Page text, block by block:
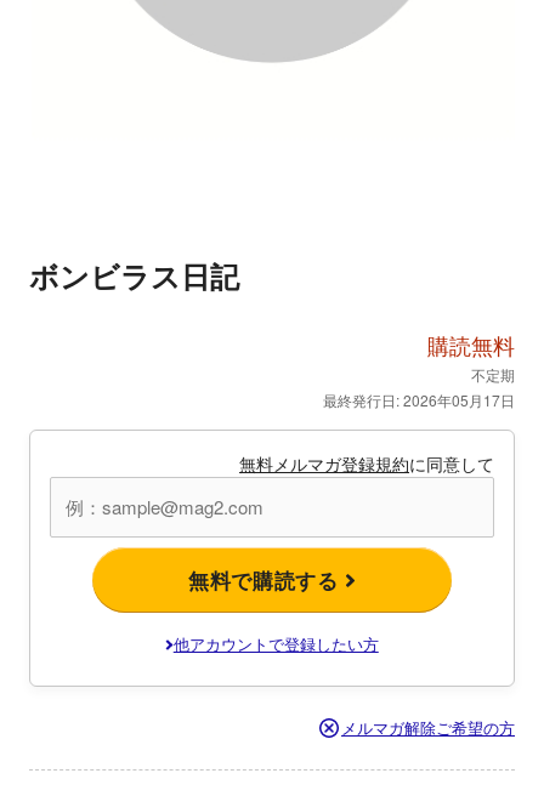
ボンビラス日記
購読無料
不定期
最終発行日: 2026年05月17日
無料メルマガ登録規約に同意して
無料で購読する
他アカウントで登録したい方
メルマガ解除ご希望の方